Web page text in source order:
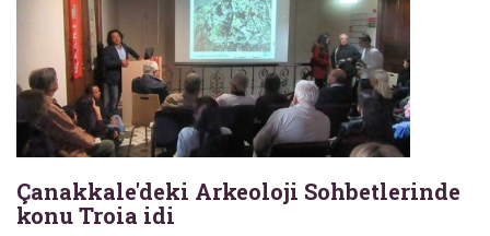
Çanakkale'deki Arkeoloji Sohbetlerinde
konu Troia idi